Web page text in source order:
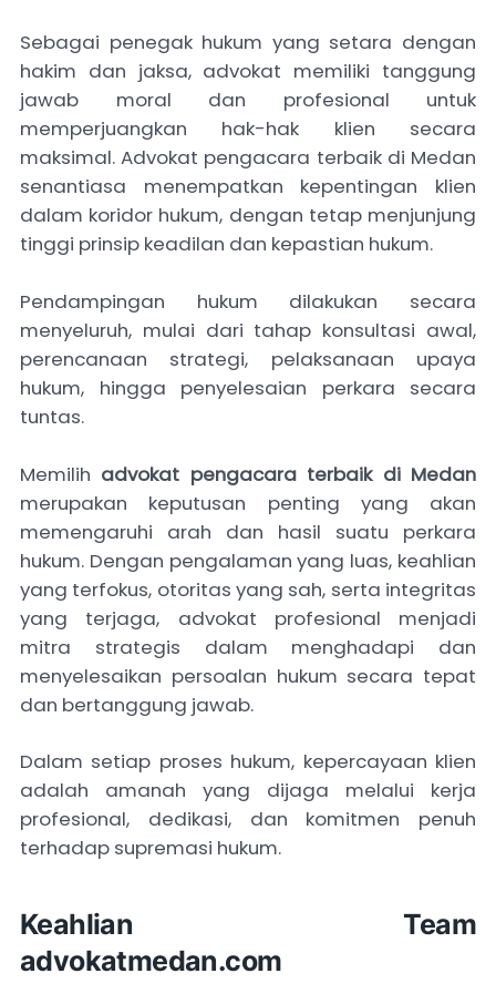
Sebagai penegak hukum yang setara dengan
hakim dan jaksa, advokat memiliki tanggung
jawab moral dan profesional untuk
memperjuangkan hak-hak klien secara
maksimal. Advokat pengacara terbaik di Medan
senantiasa menempatkan kepentingan klien
dalam koridor hukum, dengan tetap menjunjung
tinggi prinsip keadilan dan kepastian hukum.
Pendampingan hukum dilakukan secara
menyeluruh, mulai dari tahap konsultasi awal,
perencanaan strategi, pelaksanaan upaya
hukum, hingga penyelesaian perkara secara
tuntas.
Memilih advokat pengacara terbaik di Medan
merupakan keputusan penting yang akan
memengaruhi arah dan hasil suatu perkara
hukum. Dengan pengalaman yang luas, keahlian
yang terfokus, otoritas yang sah, serta integritas
yang terjaga, advokat profesional menjadi
mitra strategis dalam menghadapi dan
menyelesaikan persoalan hukum secara tepat
dan bertanggung jawab.
Dalam setiap proses hukum, kepercayaan klien
adalah amanah yang dijaga melalui kerja
profesional, dedikasi, dan komitmen penuh
terhadap supremasi hukum.
Keahlian Team
advokatmedan.com